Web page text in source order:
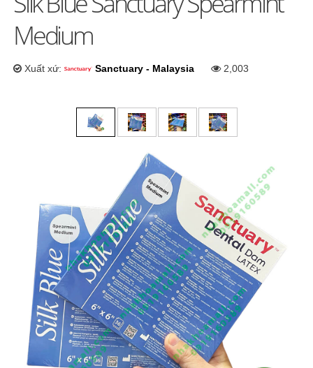
Medium
Xuất xứ: Sanctuary - Malaysia 2,003